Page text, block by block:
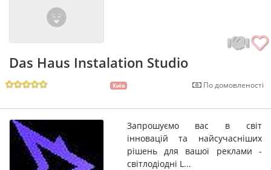
Das Haus Instalation Studio
Київ По домовленості
Запрошуємо вас в світ
інновацій та найсучасніших
рішень для вашої реклами -
світлодіодні L...